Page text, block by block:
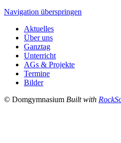
Navigation überspringen
Aktuelles
Über uns
Ganztag
Unterricht
AGs & Projekte
Termine
Bilder
© Domgymnasium Built with